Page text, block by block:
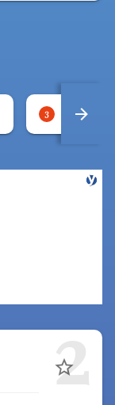
3 fricare
2